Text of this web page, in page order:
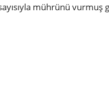
mührünü vurmuş